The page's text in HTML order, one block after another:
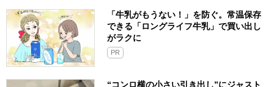
「牛乳がもうない！」を防ぐ。常温保存
できる「ロングライフ牛乳」で買い出し
がラクに
PR
“コンロ横の小さい引き出し”にジャスト